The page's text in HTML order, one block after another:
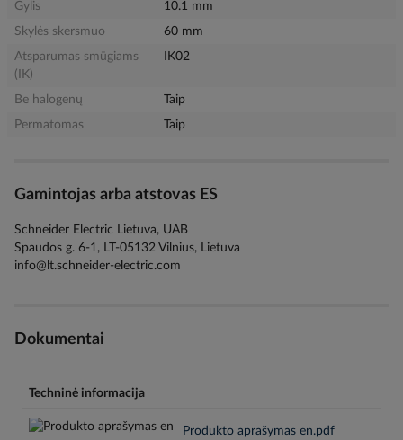
Gylis
10.1 mm
Skylės skersmuo
60 mm
Atsparumas smūgiams
(IK)
IK02
Be halogenų
Taip
Permatomas
Taip
Gamintojas arba atstovas ES
Schneider Electric Lietuva, UAB
Spaudos g. 6-1, LT-05132 Vilnius, Lietuva
info@lt.schneider-electric.com
Dokumentai
Techninė informacija
Produkto aprašymas en.pdf